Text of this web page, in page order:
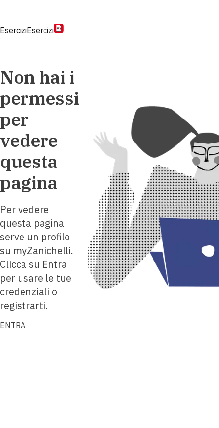
EserciziEsercizi
Non hai i
permessi
per
vedere
questa
pagina
Per vedere
questa pagina
serve un profilo
su myZanichelli.
Clicca su Entra
per usare le tue
credenziali o
registrarti.
ENTRA